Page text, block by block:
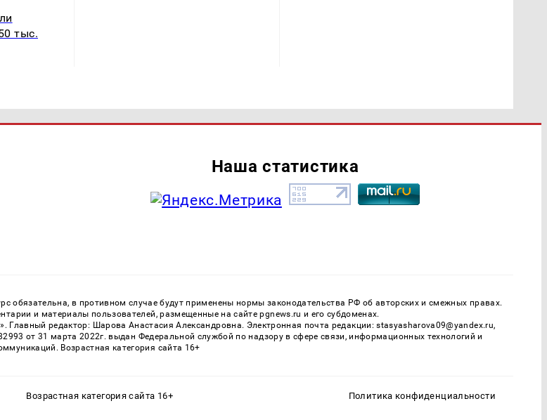
тыс.
Наша статистика
обязательна, в противном случае будут применены нормы законодательства РФ об авторских и смежных правах.
и материалы пользователей, размещенные на сайте pgnews.ru и его субдоменах.
редактор: Шарова Анастасия Александровна. Электронная почта редакции: stasyasharova09@yandex.ru,
от 31 марта 2022г. выдан Федеральной службой по надзору в сфере связи, информационных технологий и
Возрастная категория сайта 16+
Возрастная категория сайта 16+ Политика конфиденциальности